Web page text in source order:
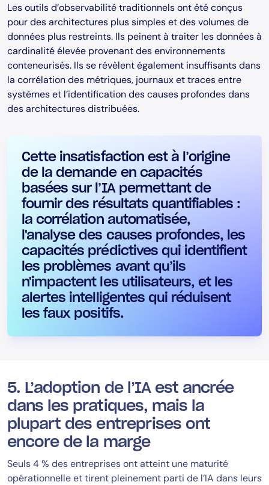
Les outils d’observabilité traditionnels ont été conçus
pour des architectures plus simples et des volumes de
données plus restreints. Ils peinent à traiter les données à
cardinalité élevée provenant des environnements
conteneurisés. Ils se révèlent également insuffisants dans
la corrélation des métriques, journaux et traces entre
systèmes et l’identification des causes profondes dans
des architectures distribuées.
Cette insatisfaction est à l’origine
de la demande en capacités
basées sur l’IA permettant de
fournir des résultats quantifiables :
la corrélation automatisée,
l'analyse des causes profondes, les
capacités prédictives qui identifient
les problèmes avant qu’ils
n'impactent les utilisateurs, et les
alertes intelligentes qui réduisent
les faux positifs.
5. L’adoption de l’IA est ancrée
dans les pratiques, mais la
plupart des entreprises ont
encore de la marge
Seuls 4 % des entreprises ont atteint une maturité
opérationnelle et tirent pleinement parti de l’IA dans leurs